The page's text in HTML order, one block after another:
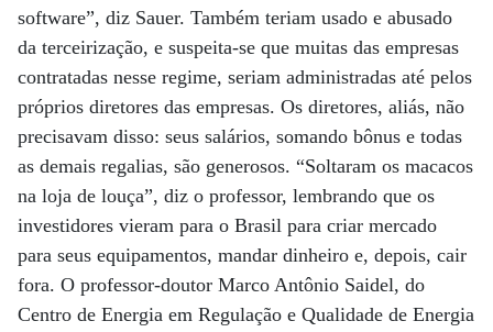
software”, diz Sauer. Também teriam usado e abusado
da terceirização, e suspeita-se que muitas das empresas
contratadas nesse regime, seriam administradas até pelos
próprios diretores das empresas. Os diretores, aliás, não
precisavam disso: seus salários, somando bônus e todas
as demais regalias, são generosos. “Soltaram os macacos
na loja de louça”, diz o professor, lembrando que os
investidores vieram para o Brasil para criar mercado
para seus equipamentos, mandar dinheiro e, depois, cair
fora. O professor-doutor Marco Antônio Saidel, do
Centro de Energia em Regulação e Qualidade de Energia